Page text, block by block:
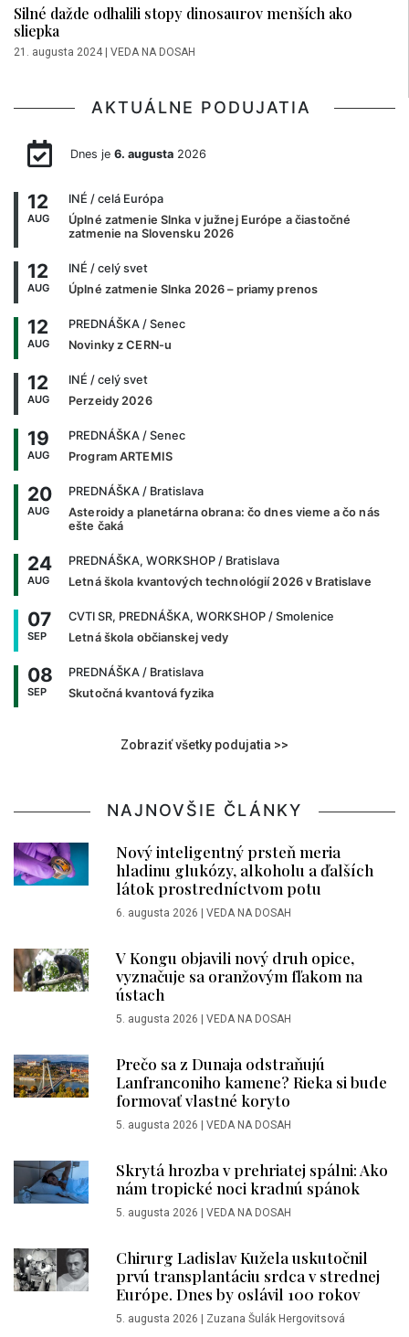
Silné dažde odhalili stopy dinosaurov menších ako
sliepka
21. augusta 2024 | VEDA NA DOSAH
AKTUÁLNE PODUJATIA
Dnes je 6. augusta2026
12
AUG
INÉ / celá Európa
Úplné zatmenie Slnka v južnej Európe a čiastočné
zatmenie na Slovensku 2026
12
AUG
INÉ / celý svet
Úplné zatmenie Slnka 2026 – priamy prenos
12
AUG
PREDNÁŠKA / Senec
Novinky z CERN-u
12
AUG
INÉ / celý svet
Perzeidy 2026
19
AUG
PREDNÁŠKA / Senec
Program ARTEMIS
20
AUG
PREDNÁŠKA / Bratislava
Asteroidy a planetárna obrana: čo dnes vieme a čo nás
ešte čaká
24
AUG
PREDNÁŠKA, WORKSHOP / Bratislava
Letná škola kvantových technológií 2026 v Bratislave
07
SEP
CVTI SR, PREDNÁŠKA, WORKSHOP / Smolenice
Letná škola občianskej vedy
08
SEP
PREDNÁŠKA / Bratislava
Skutočná kvantová fyzika
Zobraziť všetky podujatia >>
NAJNOVŠIE ČLÁNKY
Nový inteligentný prsteň meria
hladinu glukózy, alkoholu a ďalších
látok prostredníctvom potu
6. augusta 2026 VEDA NA DOSAH
V Kongu objavili nový druh opice,
vyznačuje sa oranžovým fľakom na
ústach
5. augusta 2026 VEDA NA DOSAH
Prečo sa z Dunaja odstraňujú
Lanfranconiho kamene? Rieka si bude
formovať vlastné koryto
5. augusta 2026 VEDA NA DOSAH
Skrytá hrozba v prehriatej spálni: Ako
nám tropické noci kradnú spánok
5. augusta 2026 VEDA NA DOSAH
Chirurg Ladislav Kužela uskutočnil
prvú transplantáciu srdca v strednej
Európe. Dnes by oslávil 100 rokov
5. augusta 2026 Zuzana Šulák Hergovitsová